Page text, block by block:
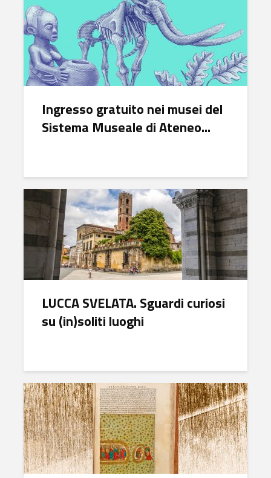
Ingresso gratuito nei musei del
Sistema Museale di Ateneo...
LUCCA SVELATA. Sguardi curiosi
su (in)soliti luoghi